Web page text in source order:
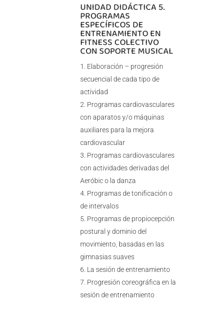
UNIDAD DIDÁCTICA 5.
PROGRAMAS
ESPECÍFICOS DE
ENTRENAMIENTO EN
FITNESS COLECTIVO
CON SOPORTE MUSICAL
Elaboración – progresión
secuencial de cada tipo de
actividad
Programas cardiovasculares
con aparatos y/o máquinas
auxiliares para la mejora
cardiovascular
Programas cardiovasculares
con actividades derivadas del
Aeróbic o la danza
Programas de tonificación o
de intervalos
Programas de propiocepción
postural y dominio del
movimiento, basadas en las
gimnasias suaves
La sesión de entrenamiento
Progresión coreográfica en la
sesión de entrenamiento